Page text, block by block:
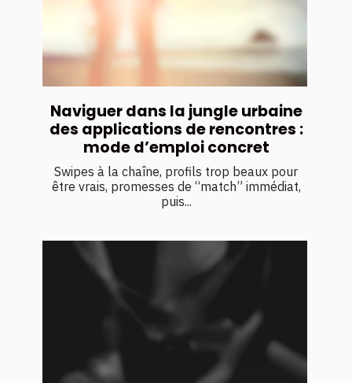
Naviguer dans la jungle urbaine
des applications de rencontres :
mode d’emploi concret
Swipes à la chaîne, profils trop beaux pour
être vrais, promesses de “match” immédiat,
puis...